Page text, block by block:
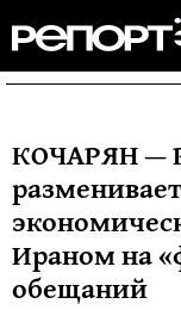
КОЧАРЯН —
Ираном на
обещаний